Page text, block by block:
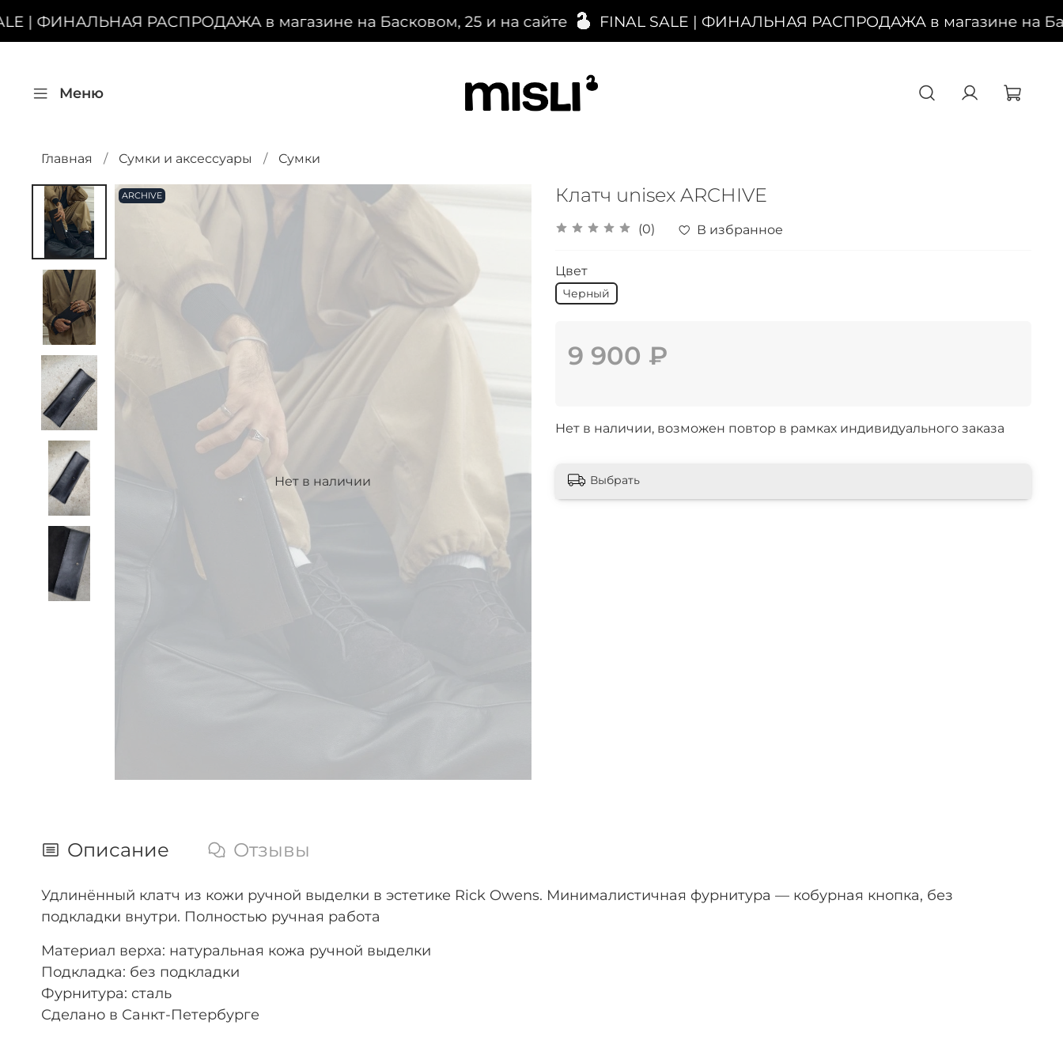
| ФИНАЛЬНАЯ РАСПРОДАЖА в магазине на Басковом, 25 и на сайте FINAL SALE | ФИНАЛЬНАЯ РАСПРОДАЖА в магазине на
Меню
Главная Сумки и аксессуары Сумки
Нет в наличии
ARCHIVE Клатч unisex ARCHIVE
(0) В избранное
Цвет
Черный
9 900 ₽
Нет в наличии, возможен повтор в рамках индивидуального заказа
Выбрать
Описание Отзывы
Удлинённый клатч из кожи ручной выделки в эстетике Rick Owens. Минималистичная фурнитура — кобурная кнопка, без
подкладки внутри. Полностью ручная работа
Материал верха: натуральная кожа ручной выделки
Подкладка: без подкладки
Фурнитура: сталь
Сделано в Санкт-Петербурге